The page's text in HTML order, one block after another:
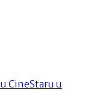
CineStaru u